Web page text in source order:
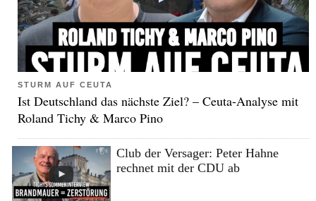
STURM AUF CEUTA
Ist Deutschland das nächste Ziel? – Ceuta-Analyse mit
Roland Tichy & Marco Pino
Club der Versager: Peter Hahne
rechnet mit der CDU ab